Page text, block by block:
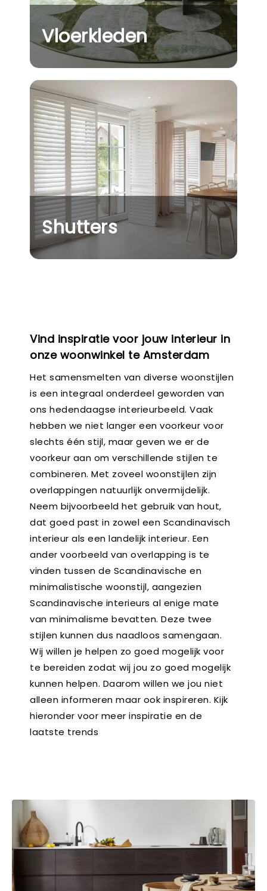
Vloerkleden
Shutters
Vind inspiratie voor jouw interieur in
onze woonwinkel te Amsterdam
Het samensmelten van diverse woonstijlen
is een integraal onderdeel geworden van
ons hedendaagse interieurbeeld. Vaak
hebben we niet langer een voorkeur voor
slechts één stijl, maar geven we er de
voorkeur aan om verschillende stijlen te
combineren. Met zoveel woonstijlen zijn
overlappingen natuurlijk onvermijdelijk.
Neem bijvoorbeeld het gebruik van hout,
dat goed past in zowel een Scandinavisch
interieur als een landelijk interieur. Een
ander voorbeeld van overlapping is te
vinden tussen de Scandinavische en
minimalistische woonstijl, aangezien
Scandinavische interieurs al enige mate
van minimalisme bevatten. Deze twee
stijlen kunnen dus naadloos samengaan.
Wij willen je helpen zo goed mogelijk voor
te bereiden zodat wij jou zo goed mogelijk
kunnen helpen. Daarom willen we jou niet
alleen informeren maar ook inspireren. Kijk
hieronder voor meer inspiratie en de
laatste trends